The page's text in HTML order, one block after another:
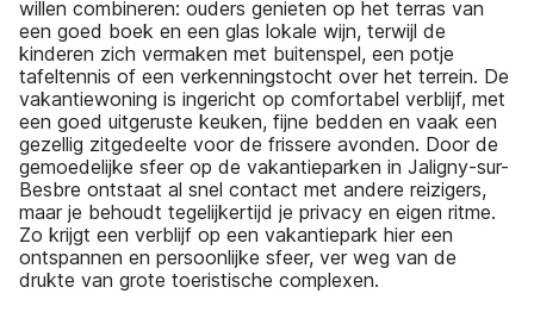
willen combineren: ouders genieten op het terras van
een goed boek en een glas lokale wijn, terwijl de
kinderen zich vermaken met buitenspel, een potje
tafeltennis of een verkenningstocht over het terrein. De
vakantiewoning is ingericht op comfortabel verblijf, met
een goed uitgeruste keuken, fijne bedden en vaak een
gezellig zitgedeelte voor de frissere avonden. Door de
gemoedelijke sfeer op de vakantieparken in Jaligny-sur-
Besbre ontstaat al snel contact met andere reizigers,
maar je behoudt tegelijkertijd je privacy en eigen ritme.
Zo krijgt een verblijf op een vakantiepark hier een
ontspannen en persoonlijke sfeer, ver weg van de
drukte van grote toeristische complexen.